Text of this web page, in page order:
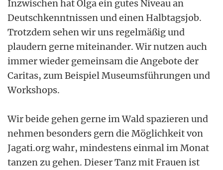
Inzwischen hat Olga ein gutes Niveau an
Deutschkenntnissen und einen Halbtagsjob.
Trotzdem sehen wir uns regelmäßig und
plaudern gerne miteinander. Wir nutzen auch
immer wieder gemeinsam die Angebote der
Caritas, zum Beispiel Museumsführungen und
Workshops.
Wir beide gehen gerne im Wald spazieren und
nehmen besonders gern die Möglichkeit von
Jagati.org wahr, mindestens einmal im Monat
tanzen zu gehen. Dieser Tanz mit Frauen ist